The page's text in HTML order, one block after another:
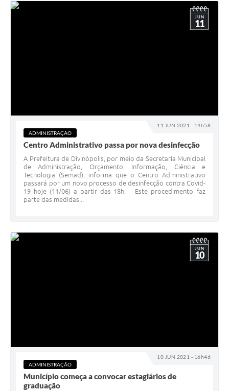
11 JUN 2021 - 14h58
JUN
11
ADMINISTRAÇÃO
Centro Administrativo passa por nova desinfecção
A Prefeitura de Divinópolis, por meio da Secretaria Municipal
de Administração, Orçamento, Informação, Ciência e
Tecnologia (Semad), informa que o Centro Administrativo
passará por um novo processo de desinfecção contra Covid-
19 hoje (11/06) a partir das 18h. Este procedimento faz
parte das medidas...
10 JUN 2021 - 16h46
JUN
10
ADMINISTRAÇÃO
Município começa a convocar estagiários de
graduação